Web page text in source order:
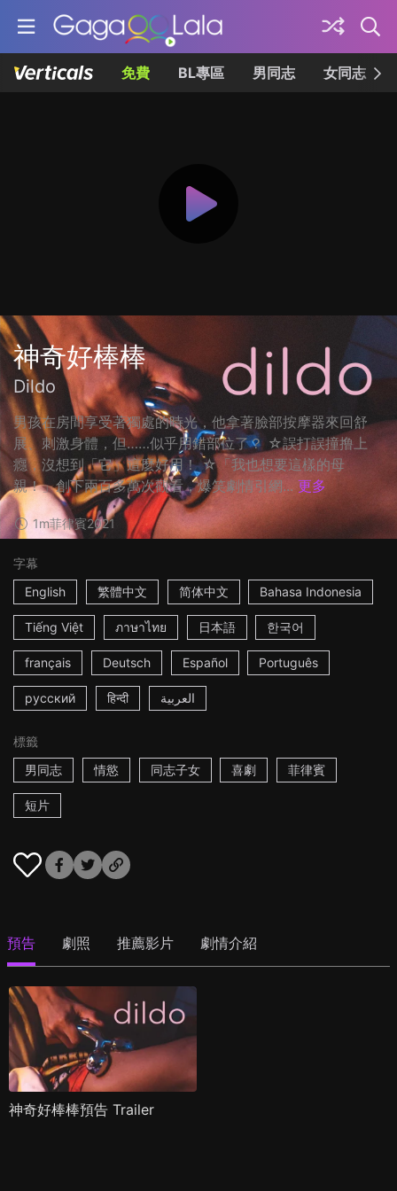
免費 BL專區 男同志 女同志
神奇好棒棒
Dildo
男孩在房間享受著獨處的時光，他拿著臉部按摩器來回舒
展、刺激身體，但……似乎用錯部位了？ ☆誤打誤撞撸上
癮，沒想到「它」這麼好用！ ☆「我也想要這樣的母
親！」創下兩百多萬次觀看，爆笑劇情引網... 更多
1m菲律賓2021
字幕
English
繁體中文 简体中文 Bahasa Indonesia
Tiếng Việt ภาษาไทย 日本語 한국어
français Deutsch Español Português
русский हिन्दी العربية
標籤
男同志
情慾 同志子女 喜劇 菲律賓
短片
預告 劇照 推薦影片 劇情介紹
神奇好棒棒預告 Trailer